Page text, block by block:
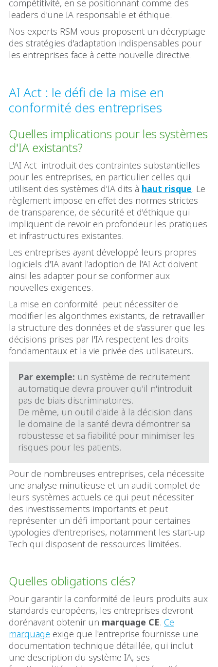
compétitivité, en se positionnant comme des
leaders d'une IA responsable et éthique.
Nos experts RSM vous proposent un décryptage
des stratégies d'adaptation indispensables pour
les entreprises face à cette nouvelle directive.
AI Act : le défi de la mise en
conformité des entreprises
Quelles implications pour les systèmes
d'IA existants?
L'AI Act introduit des contraintes substantielles
pour les entreprises, en particulier celles qui
utilisent des systèmes d'IA dits à haut risque. Le
règlement impose en effet des normes strictes
de transparence, de sécurité et d'éthique qui
impliquent de revoir en profondeur les pratiques
et infrastructures existantes.
Les entreprises ayant développé leurs propres
logiciels d'IA avant l'adoption de l'AI Act doivent
ainsi les adapter pour se conformer aux
nouvelles exigences.
La mise en conformité peut nécessiter de
modifier les algorithmes existants, de retravailler
la structure des données et de s'assurer que les
décisions prises par l'IA respectent les droits
fondamentaux et la vie privée des utilisateurs.
Par exemple: un système de recrutement
automatique devra prouver qu'il n'introduit
pas de biais discriminatoires.
De même, un outil d'aide à la décision dans
le domaine de la santé devra démontrer sa
robustesse et sa fiabilité pour minimiser les
risques pour les patients.
Pour de nombreuses entreprises, cela nécessite
une analyse minutieuse et un audit complet de
leurs systèmes actuels ce qui peut nécessiter
des investissements importants et peut
représenter un défi important pour certaines
typologies d'entreprises, notamment les start-up
Tech qui disposent de ressources limitées.
Quelles obligations clés?
Pour garantir la conformité de leurs produits aux
standards européens, les entreprises devront
dorénavant obtenir un marquage CE. Ce
marquage exige que l'entreprise fournisse une
documentation technique détaillée, qui inclut
une description du système IA, ses